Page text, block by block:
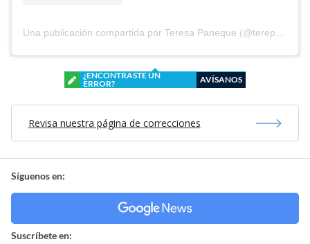
Una publicación compartida por Teresa Paneque (@terepaneque)
¿ENCONTRASTE UN
ERROR?
AVÍSANOS
Revisa nuestra página de correcciones
Síguenos en:
Suscríbete en: